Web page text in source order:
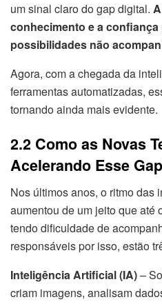
um sinal claro do gap digital.
conhecimento e a
possibilidades não
Agora, com a chegada da
ferramentas automatizadas,
tornando ainda mais evidente.
2.2 Como as Novas
Acelerando Esse
Nos últimos anos, o ritmo das
aumentou de um jeito que até
tendo dificuldade de
responsáveis por isso, estão
Inteligência Artificial (IA)–
criam imagens, analisam